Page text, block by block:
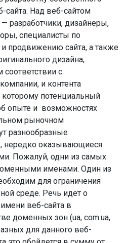
сайта. Над веб-сайтом
разработчики, дизайнеры,
специалисты по
продвижению сайта, а также
дизайна,
с
и контента
которому потенциальный
опыте и возможностях
рыночном
разнообразные
нередко оказывающиеся
Пожалуй, одни из самых
именами. Один из
для ограничения
среде. Речь идет о
веб-сайта в
доменных зон (ua, com.ua,
для данного веб-